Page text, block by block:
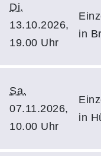
Di.
13.10.2026,
19.00 Uhr
in
Sa.
07.11.2026,
10.00 Uhr
in